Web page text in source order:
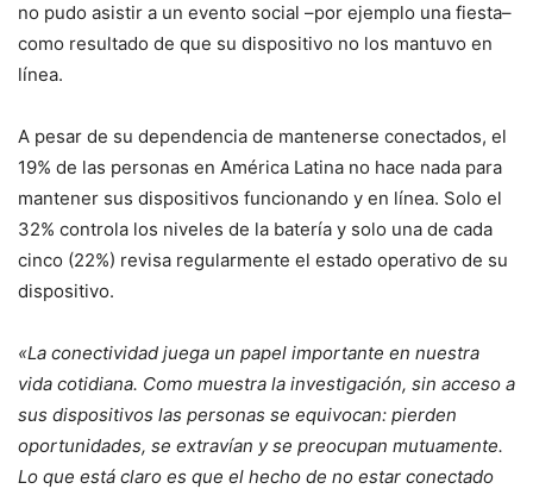
no pudo asistir a un evento social –por ejemplo una fiesta–
como resultado de que su dispositivo no los mantuvo en
línea.
A pesar de su dependencia de mantenerse conectados, el
19% de las personas en América Latina no hace nada para
mantener sus dispositivos funcionando y en línea. Solo el
32% controla los niveles de la batería y solo una de cada
cinco (22%) revisa regularmente el estado operativo de su
dispositivo.
«La conectividad juega un papel importante en nuestra
vida cotidiana. Como muestra la investigación, sin acceso a
sus dispositivos las personas se equivocan: pierden
oportunidades, se extravían y se preocupan mutuamente.
Lo que está claro es que el hecho de no estar conectado